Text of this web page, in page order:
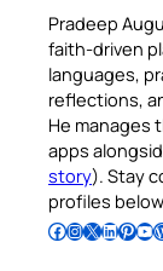
Pradeep
faith-driven
languages,
reflections,
He manages
apps
story). Stay
profiles
Follow Pradeep on Facebook Follow Pradeep on InstagramFollow Pradeep on X Follow Pradeep on LinkedIn Follow Pradeep on Pinterest Subscribe to Pradeep’s Youtube Channel Follow Pradeep on WordPress